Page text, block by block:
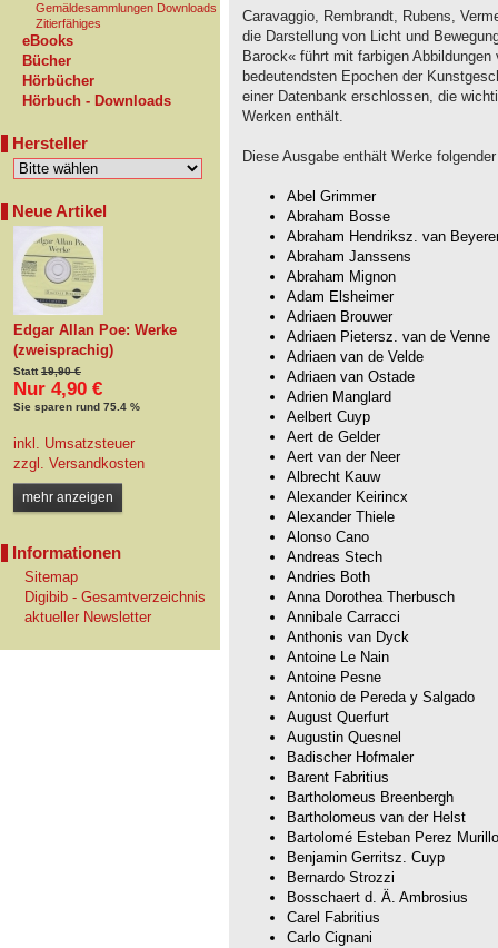
Gemäldesammlungen Downloads
Zitierfähiges
eBooks
Bücher
Hörbücher
Hörbuch - Downloads
Hersteller
Neue Artikel
Edgar Allan Poe: Werke
(zweisprachig)
Statt19,90 €
Nur 4,90 €
Sie sparen rund 75.4 %
inkl. Umsatzsteuer
zzgl. Versandkosten
mehr anzeigen
Informationen
Sitemap
Digibib - Gesamtverzeichnis
aktueller Newsletter
Caravaggio, Rembrandt, Rubens,
die Darstellung von Licht und
Barock« führt mit farbigen
bedeutendsten Epochen der
einer Datenbank erschlossen, die
Werken enthält.
Diese Ausgabe enthält Werke
Abel Grimmer
Abraham Bosse
Abraham Hendriksz. van
Abraham Janssens
Abraham Mignon
Adam Elsheimer
Adriaen Brouwer
Adriaen Pietersz. van de Venne
Adriaen van de Velde
Adriaen van Ostade
Adrien Manglard
Aelbert Cuyp
Aert de Gelder
Aert van der Neer
Albrecht Kauw
Alexander Keirincx
Alexander Thiele
Alonso Cano
Andreas Stech
Andries Both
Anna Dorothea Therbusch
Annibale Carracci
Anthonis van Dyck
Antoine Le Nain
Antoine Pesne
Antonio de Pereda y Salgado
August Querfurt
Augustin Quesnel
Badischer Hofmaler
Barent Fabritius
Bartholomeus Breenbergh
Bartholomeus van der Helst
Bartolomé Esteban Perez Murillo
Benjamin Gerritsz. Cuyp
Bernardo Strozzi
Bosschaert d. Ä. Ambrosius
Carel Fabritius
Carlo Cignani